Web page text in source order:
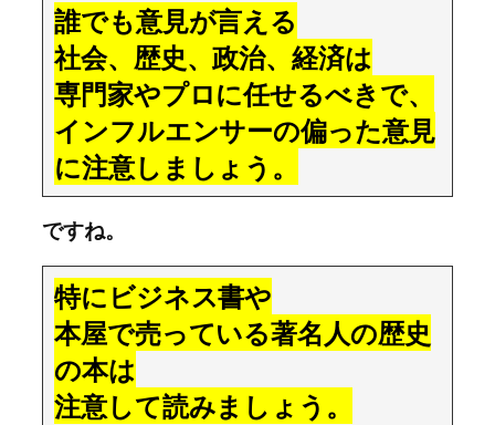
誰でも意見が言える
社会、歴史、政治、経済は
専門家やプロに任せるべきで、
インフルエンサーの偏った意見
に注意しましょう。
ですね。
特にビジネス書や
本屋で売っている著名人の歴史
の本は
注意して読みましょう。